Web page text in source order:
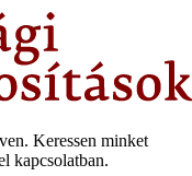
Keressen minket
kapcsolatban.